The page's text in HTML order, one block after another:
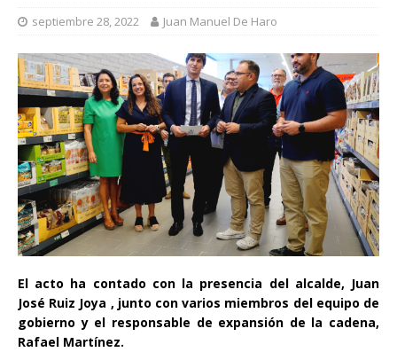
septiembre 28, 2022 Juan Manuel De Haro
El acto ha contado con la presencia del alcalde, Juan
José Ruiz Joya , junto con varios miembros del equipo de
gobierno y el responsable de expansión de la cadena,
Rafael Martínez.